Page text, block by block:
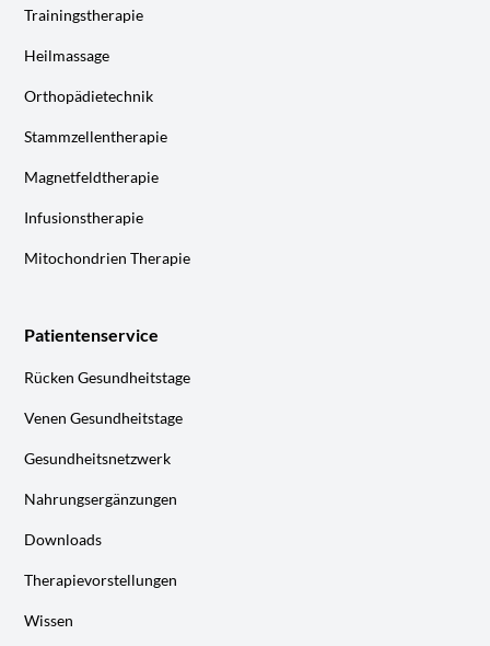
Trainingstherapie
Heilmassage
Orthopädietechnik
Stammzellentherapie
Magnetfeldtherapie
Infusionstherapie
Mitochondrien Therapie
Patientenservice
Rücken Gesundheitstage
Venen Gesundheitstage
Gesundheitsnetzwerk
Nahrungsergänzungen
Downloads
Therapievorstellungen
Wissen